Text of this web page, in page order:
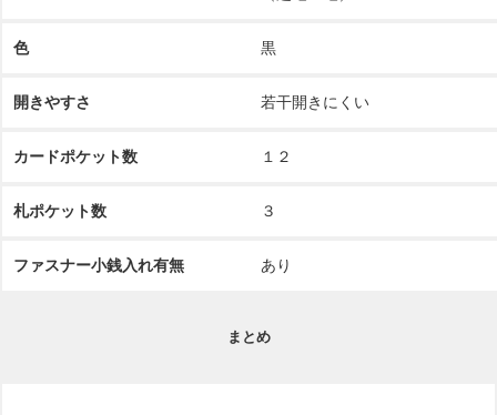
色 黒
開きやすさ 若干開きにくい
カードポケット数 １２
札ポケット数 ３
ファスナー小銭入れ有無 あり
まとめ